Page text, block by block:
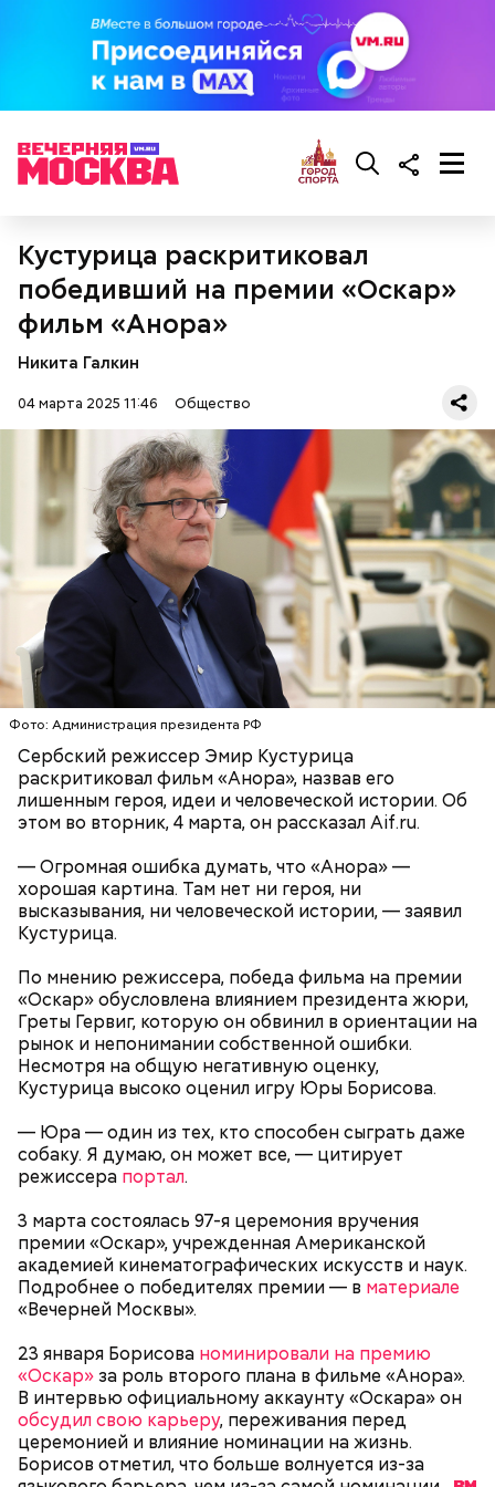
Кустурица раскритиковал
победивший на премии «Оскар»
фильм «Анора»
Никита Галкин
04 марта 2025 11:46 Общество
Фото: Администрация президента РФ
Сербский режиссер Эмир Кустурица
раскритиковал фильм «Анора», назвав его
лишенным героя, идеи и человеческой истории. Об
этом во вторник, 4 марта, он рассказал Aif.ru.
— Огромная ошибка думать, что «Анора» —
хорошая картина. Там нет ни героя, ни
высказывания, ни человеческой истории, — заявил
Кустурица.
По мнению режиссера, победа фильма на премии
«Оскар» обусловлена влиянием президента жюри,
Греты Гервиг, которую он обвинил в ориентации на
рынок и непонимании собственной ошибки.
Несмотря на общую негативную оценку,
Кустурица высоко оценил игру Юры Борисова.
— Юра — один из тех, кто способен сыграть даже
собаку. Я думаю, он может все, — цитирует
режиссера портал.
3 марта состоялась 97-я церемония вручения
премии «Оскар», учрежденная Американской
академией кинематографических искусств и наук.
Подробнее о победителях премии — в материале
«Вечерней Москвы».
23 января Борисова номинировали на премию
«Оскар»за роль второго плана в фильме «Анора».
В интервью официальному аккаунту «Оскара» он
обсудил свою карьеру, переживания перед
церемонией и влияние номинации на жизнь.
Борисов отметил, что больше волнуется из-за
— Кабачки, порезанные кубиками, нужно легко
обжарить на сковороде. К ним добавляются зелень
петрушки, чеснок, соль и оливковое масло.
Получается очень вкусно, — поделился рецептом
Копылов.
Спагетти из кабачков
Ингредиенты:
кабачок;
брынза;
растительное масло;
помидоры черри либо грунтовые.
— В дыне содержится много сахара, который
представлен фруктозой. С одной стороны — это
хорошо, потому что дает энергию. Но важно
увлекаться, так же как и арбузами, людям с
сахарным диабетом и лишним весом, —
подчеркнула доктор.
продукты и напитки, которые
выводят токсины из организма
Ранние плоды, по словам врача, лучше не есть:
беременным, кормящим женщинам;
людям с ослабленной иммунной системой;
пожилым;
детям.
гипоксию и ухудшение физического состояния, —
предостерегла Соломатина.
рака: чем полезен кресс-салат